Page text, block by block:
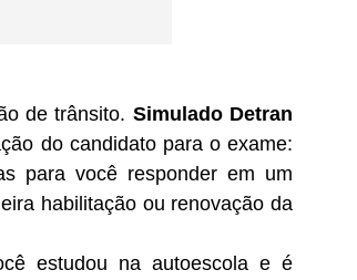
de trânsito. Simulado Detran
do candidato para o exame:
para você responder em um
habilitação ou renovação da
estudou na autoescola e é